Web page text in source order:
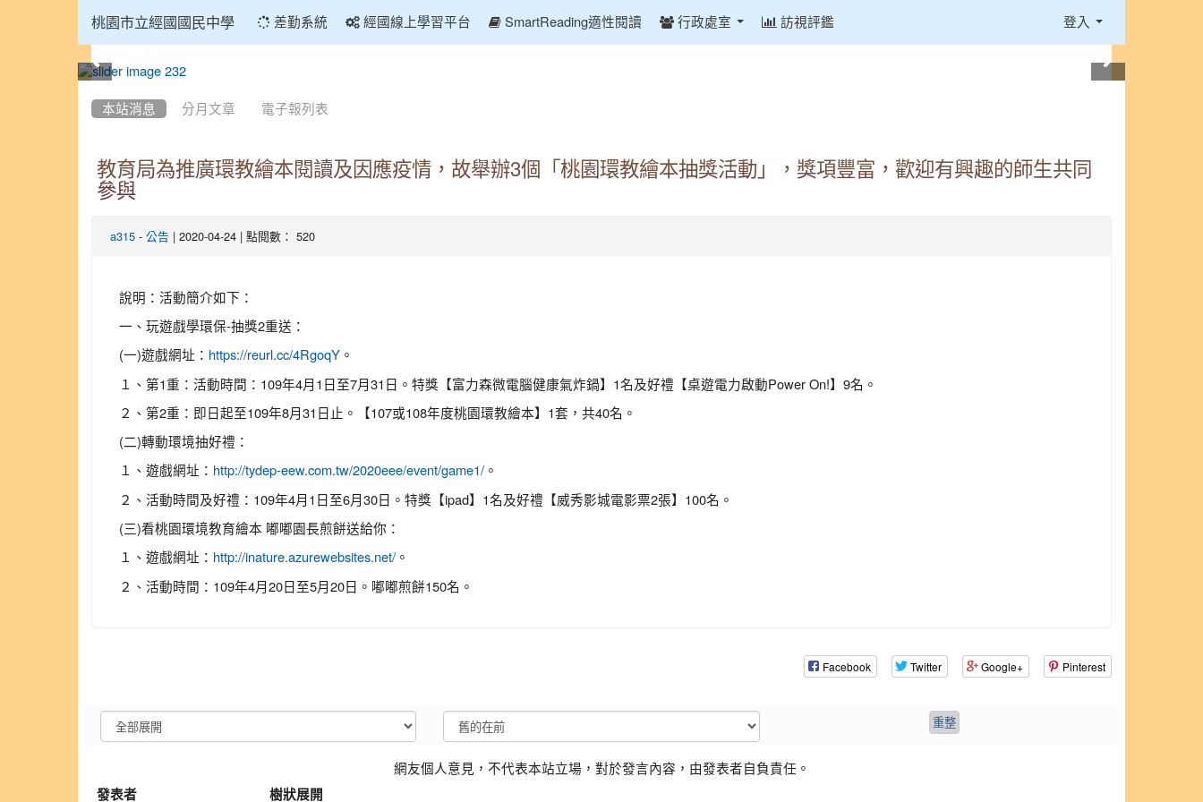
桃園市立經國國民中學 差勤系統 經國線上學習平台 SmartReading適性閱讀 行政處室 訪視評鑑 登入
本站消息 分月文章 電子報列表
教育局為推廣環教繪本閱讀及因應疫情，故舉辦3個「桃園環教繪本抽獎活動」，獎項豐富，歡迎有興趣的師生共同
參與
a315 - 公告 | 2020-04-24 | 點閱數： 520
說明：活動簡介如下：
一、玩遊戲學環保-抽獎2重送：
(一)遊戲網址： https://reurl.cc/4RgoqY 。
１、第1重：活動時間：109年4月1日至7月31日。特獎【富力森微電腦健康氣炸鍋】1名及好禮【桌遊電力啟動Power On!】9名。
２、第2重：即日起至109年8月31日止。【107或108年度桃園環教繪本】1套，共40名。
(二)轉動環境抽好禮：
１、遊戲網址： http://tydep-eew.com.tw/2020eee/event/game1/ 。
２、活動時間及好禮：109年4月1日至6月30日。特獎【ipad】1名及好禮【威秀影城電影票2張】100名。
(三)看桃園環境教育繪本 嘟嘟園長煎餅送給你：
１、遊戲網址： http://inature.azurewebsites.net/ 。
２、活動時間：109年4月20日至5月20日。嘟嘟煎餅150名。
Facebook Twitter Google+ Pinterest
網友個人意見，不代表本站立場，對於發言內容，由發表者自負責任。
發表者
樹狀展開